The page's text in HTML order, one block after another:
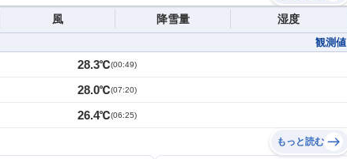
風 降雪量 湿度
観測値
28.3℃(00:49)
28.0℃(07:20)
26.4℃(06:25)
もっと読む